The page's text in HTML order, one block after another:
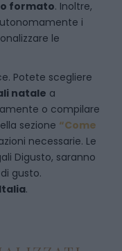
formato. Inoltre,
i
le
Potete scegliere
natale a
o compilare
sezione “Come
necessarie. Le
Digusto, saranno
gusto.
.